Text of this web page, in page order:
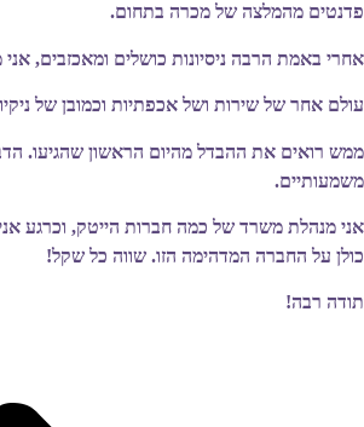
פדנטים מהמלצה של מכרה בתחום.
אחרי באמת הרבה ניסיונות כושלים ומאכזבים,
עולם אחר של שירות ושל אכפתיות וכמובן של
ממש רואים את ההבדל מהיום הראשון שהגיעו.
משמעותיים.
אני מנהלת משרד של כמה חברות הייטק, וכרגע
כולן על החברה המדהימה הזו. שווה כל שקל!
תודה רבה!